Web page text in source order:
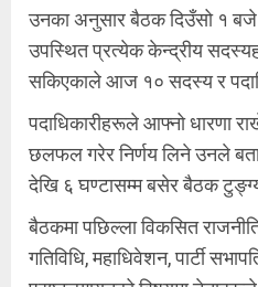
उनका अनुसार बैठक दिउँसो १
उपस्थित प्रत्येक केन्द्रीय
सकिएकाले आज १० सदस्य र
पदाधिकारीहरूले आफ्नो धारणा
छलफल गरेर निर्णय लिने उनले
देखि ६ घण्टासम्म बसेर बैठक
बैठकमा पछिल्ला विकसित
गतिविधि, महाधिवेशन, पार्टी